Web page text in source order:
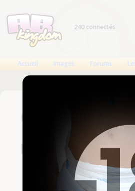
240 connectés
Accueil Images Forums
Un compte